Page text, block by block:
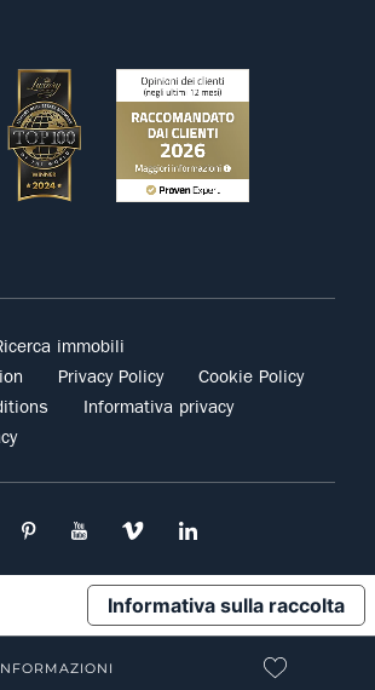
immobili
Privacy Policy
Cookie Policy
Informativa privacy
Informativa sulla raccolta